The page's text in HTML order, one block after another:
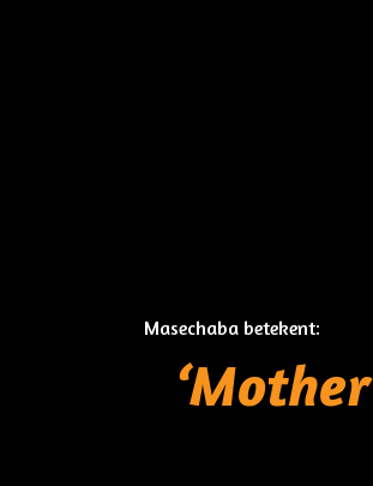
Masechaba betekent: